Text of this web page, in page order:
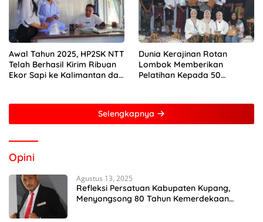
Awal Tahun 2025, HP2SK NTT
Telah Berhasil Kirim Ribuan
Ekor Sapi ke Kalimantan dan
Dunia Kerajinan Rotan
Lombok Memberikan
Pelatihan Kepada 50
Young Frenuer 2024
Selengkapnya
Opini
Agustus 13, 2025
Refleksi Persatuan Kabupaten Kupang,
Menyongsong 80 Tahun Kemerdekaan